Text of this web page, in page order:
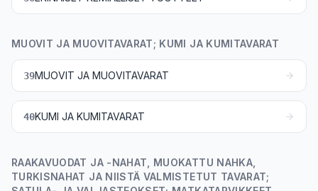
MUOVIT JA MUOVITAVARAT; KUMI JA KUMITAVARAT
39MUOVIT JA MUOVITAVARAT
40KUMI JA KUMITAVARAT
RAAKAVUODAT JA -NAHAT, MUOKATTU NAHKA,
TURKISNAHAT JA NIISTÄ VALMISTETUT TAVARAT;